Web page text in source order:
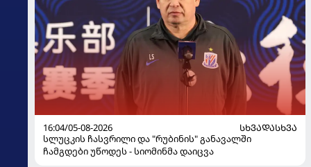
16:04/05-08-2026
ᲡᲮᲕᲐᲓᲐᲡᲮᲕᲐ
სლუცკის ჩასვრილი და "რუბინის" განავალში
ჩამგდები უწოდეს - სიომინმა დაიცვა